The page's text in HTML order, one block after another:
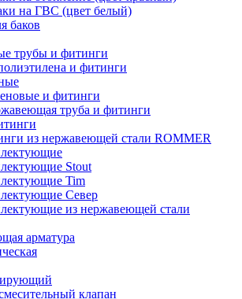
на ГВС (цвет белый)
баков
трубы и фитинги
и фитинги
и фитинги
труба и фитинги
из нержавеющей стали ROMMER
Stout
Tim
Север
из нержавеющей стали
арматура
клапан